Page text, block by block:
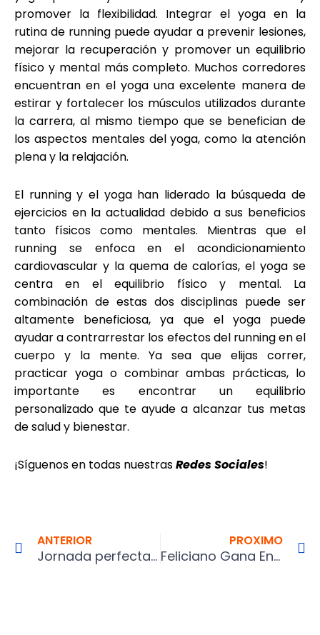
promover la flexibilidad. Integrar el yoga en la
rutina de running puede ayudar a prevenir lesiones,
mejorar la recuperación y promover un equilibrio
físico y mental más completo. Muchos corredores
encuentran en el yoga una excelente manera de
estirar y fortalecer los músculos utilizados durante
la carrera, al mismo tiempo que se benefician de
los aspectos mentales del yoga, como la atención
plena y la relajación.
El running y el yoga han liderado la búsqueda de
ejercicios en la actualidad debido a sus beneficios
tanto físicos como mentales. Mientras que el
running se enfoca en el acondicionamiento
cardiovascular y la quema de calorías, el yoga se
centra en el equilibrio físico y mental. La
combinación de estas dos disciplinas puede ser
altamente beneficiosa, ya que el yoga puede
ayudar a contrarrestar los efectos del running en el
cuerpo y la mente. Ya sea que elijas correr,
practicar yoga o combinar ambas prácticas, lo
importante es encontrar un equilibrio
personalizado que te ayude a alcanzar tus metas
de salud y bienestar.
¡Síguenos en todas nuestrasRedes Sociales!
ANTERIOR
Jornada perfecta para el tenis argentino en Queen’s
PROXIMO
Feliciano Gana En Su Despedida En Mallorca